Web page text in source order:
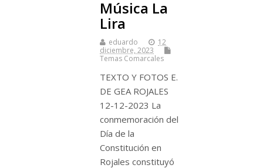
Música La
Lira
eduardo
12
diciembre, 2023
Temas Comarcales
TEXTO Y FOTOS E.
DE GEA ROJALES
12-12-2023 La
conmemoración del
Día de la
Constitución en
Rojales constituyó